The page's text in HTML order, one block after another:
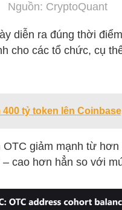
Nguồn: CryptoQuant
diễn ra đúng thời điểm
cho các tổ chức, cụ
tỷ token lên
giảm mạnh từ
cao hơn hẳn so với